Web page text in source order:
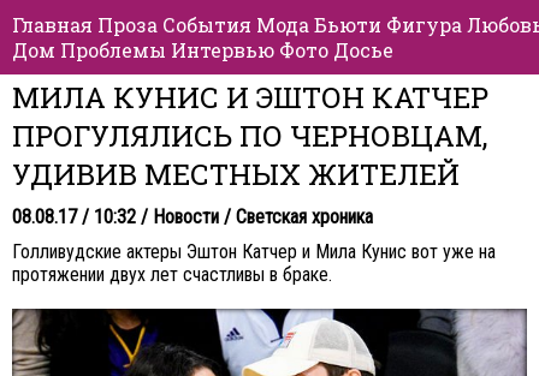
Главная Проза События Мода Бьюти Фигура
Дом Проблемы Интервью Фото Досье
МИЛА КУНИС И ЭШТОН КАТЧЕР
ПРОГУЛЯЛИСЬ ПО ЧЕРНОВЦАМ,
УДИВИВ МЕСТНЫХ ЖИТЕЛЕЙ
08.08.17 / 10:32 / Новости / Светская хроника
Голливудские актеры Эштон Катчер и Мила Кунис вот уже на
протяжении двух лет счастливы в браке.